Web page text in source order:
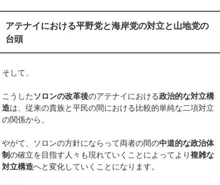
アテナイにおける平野党と海岸党の対立と山地党の
台頭
そして、
こうした ソロンの改革後のアテナイにおける政治的な対立構
造は、従来の貴族と平民の間における比較的単純な二項対立
の関係から、
やがて、ソロンの方針にならって両者の間の中道的な政治体
制の確立を目指す人々も現れていくことによってより複雑な
対立構造へと変化していくことになります。